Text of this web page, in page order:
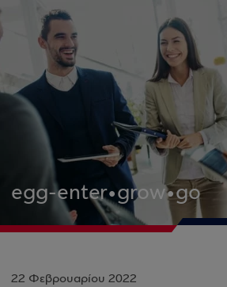
egg-enter•grοw•go
22 Φεβρουαρίου 2022